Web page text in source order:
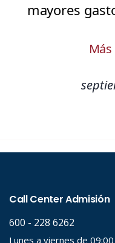
mayores